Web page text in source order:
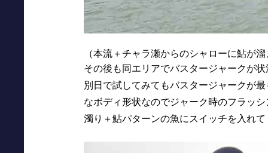
（本流＋チャラ瀬からのシャローに鮎が
その後も同エリアでバスタージャークが
別日で試してみてもバスタージャークが
なボディ形状なのでジャーク時のフラッ
濁り＋鮎パターンの魚にスイッチを入れ